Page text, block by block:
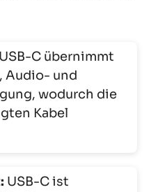
USB-C übernimmt
Audio- und
wodurch die
Kabel
USB-C ist